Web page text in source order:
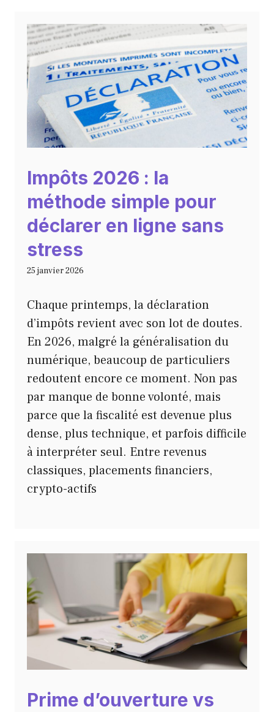
Impôts 2026 : la
méthode simple pour
déclarer en ligne sans
stress
25 janvier 2026
Chaque printemps, la déclaration
d’impôts revient avec son lot de doutes.
En 2026, malgré la généralisation du
numérique, beaucoup de particuliers
redoutent encore ce moment. Non pas
par manque de bonne volonté, mais
parce que la fiscalité est devenue plus
dense, plus technique, et parfois difficile
à interpréter seul. Entre revenus
classiques, placements financiers,
crypto-actifs
Prime d’ouverture vs